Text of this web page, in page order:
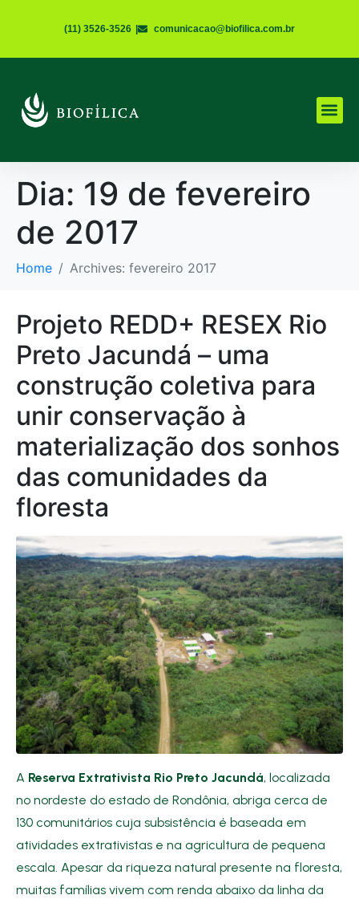
(11) 3526-3526 comunicacao@biofilica.com.br
Dia: 19 de fevereiro
de 2017
Home Archives: fevereiro 2017
Projeto REDD+ RESEX Rio
Preto Jacundá – uma
construção coletiva para
unir conservação à
materialização dos sonhos
das comunidades da
floresta
A Reserva Extrativista Rio Preto Jacundá, localizada
no nordeste do estado de Rondônia, abriga cerca de
130 comunitários cuja subsistência é baseada em
atividades extrativistas e na agricultura de pequena
escala. Apesar da riqueza natural presente na floresta,
muitas famílias vivem com renda abaixo da linha da